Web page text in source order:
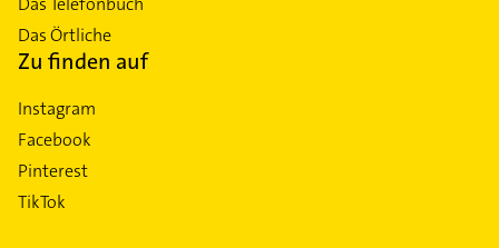
Das Örtliche
Zu finden auf
Instagram
Facebook
Pinterest
TikTok